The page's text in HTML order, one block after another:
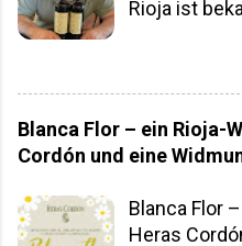
Rioja ist
stammt aus
wird
Trauben
Blanca Flor – ein Rioja-
Cordón und eine
Blanca Flor
Heras